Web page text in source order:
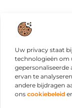
Uw privacy staat
technologieën om
ervan te
andere bijdragen
ons cookiebeleid